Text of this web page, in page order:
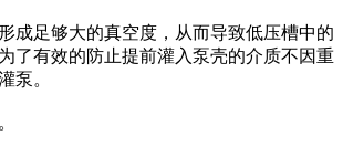
成足够大的真空度，从而导致低压槽中的
了有效的防止提前灌入泵壳的介质不因重
泵。